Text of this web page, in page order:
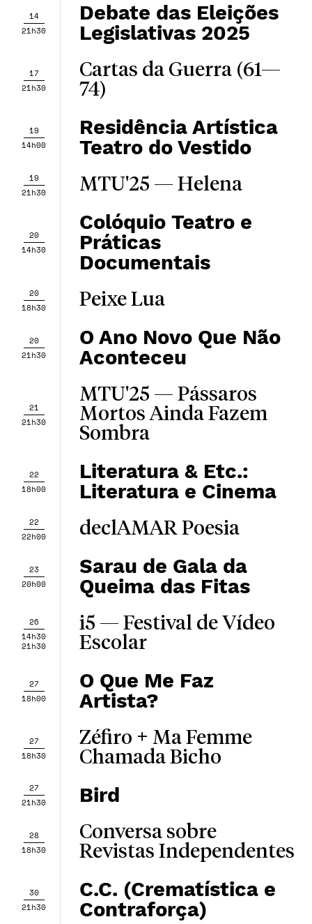
14
21h30
Debate das Eleições
Legislativas 2025
17
21h30
Cartas da Guerra (61—
74)
19
14h00
Residência Artística
Teatro do Vestido
19
21h30
MTU'25 — Helena
20
14h30
Colóquio Teatro e
Práticas
Documentais
20
18h30
Peixe Lua
20
21h30
O Ano Novo Que Não
Aconteceu
21
21h30
MTU'25 — Pássaros
Mortos Ainda Fazem
Sombra
22
18h00
Literatura & Etc.:
Literatura e Cinema
22
22h00
declAMAR Poesia
23
20h00
Sarau de Gala da
Queima das Fitas
26
14h30
21h30
i5 — Festival de Vídeo
Escolar
27
18h00
O Que Me Faz
Artista?
27
18h30
Zéfiro + Ma Femme
Chamada Bicho
27
21h30
Bird
28
18h30
Conversa sobre
Revistas Independentes
30
21h30
C.C. (Crematística e
Contraforça)